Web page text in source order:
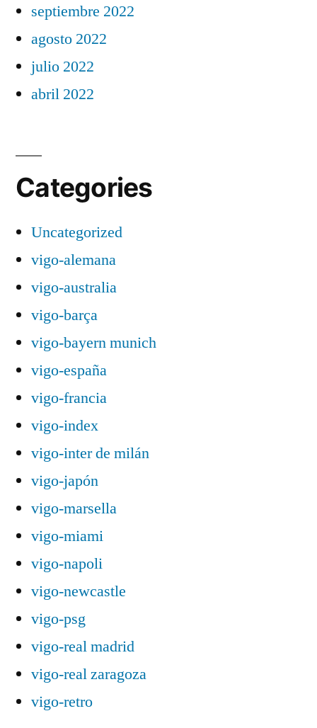
septiembre 2022
agosto 2022
julio 2022
abril 2022
Categories
Uncategorized
vigo-alemana
vigo-australia
vigo-barça
vigo-bayern munich
vigo-españa
vigo-francia
vigo-index
vigo-inter de milán
vigo-japón
vigo-marsella
vigo-miami
vigo-napoli
vigo-newcastle
vigo-psg
vigo-real madrid
vigo-real zaragoza
vigo-retro